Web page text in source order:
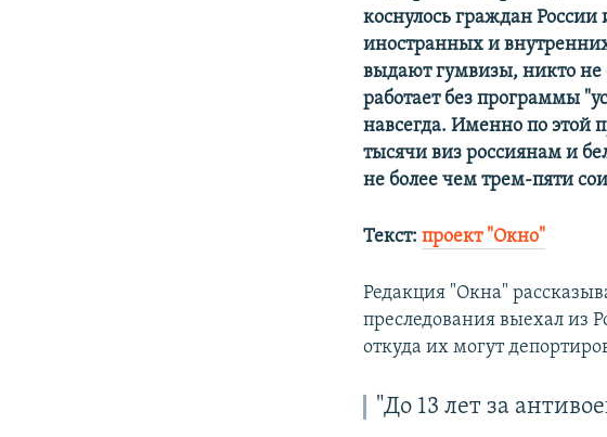
коснулось граждан
иностранных и
выдают гумвизы, никто не
работает без программы
навсегда. Именно по этой
тысячи виз россиянам и
не более чем трем-пяти
Текст:проект "Окно"
Редакция "Окна"
преследования выехал из
откуда их могут
"До 13 лет за